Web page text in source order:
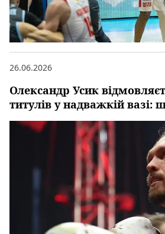
Олександр Усик
титулів у надважкій вазі:
26.06.2026